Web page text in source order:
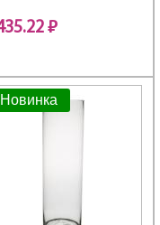
₽
Новинка